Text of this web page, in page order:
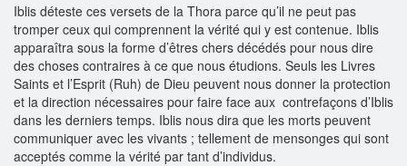
Iblis déteste ces versets de la Thora parce qu’il ne peut pas
tromper ceux qui comprennent la vérité qui y est contenue. Iblis
apparaîtra sous la forme d’êtres chers décédés pour nous dire
des choses contraires à ce que nous étudions. Seuls les Livres
Saints et l’Esprit (Ruh) de Dieu peuvent nous donner la protection
et la direction nécessaires pour faire face aux contrefaçons d’Iblis
dans les derniers temps. Iblis nous dira que les morts peuvent
communiquer avec les vivants ; tellement de mensonges qui sont
acceptés comme la vérité par tant d’individus.